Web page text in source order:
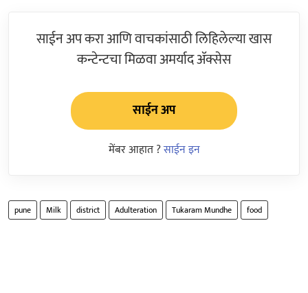
साईन अप करा आणि वाचकांसाठी लिहिलेल्या खास
कन्टेन्टचा मिळवा अमर्याद ॲक्सेस
साईन अप
मेंबर आहात ?साईन इन
pune Milk district Adulteration Tukaram Mundhe food